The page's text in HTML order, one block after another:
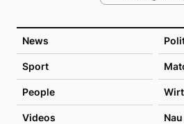
News
Sport
People
Videos